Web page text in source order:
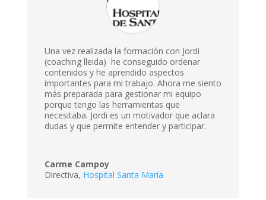
Una vez realizada la formación con Jordi
(coaching lleida) he conseguido ordenar
contenidos y he aprendido aspectos
importantes para mi trabajo. Ahora me siento
más preparada para gestionar mi equipo
porque tengo las herramientas que
necesitaba. Jordi es un motivador que aclara
dudas y que permite entender y participar.
Carme Campoy
Directiva, Hospital Santa María